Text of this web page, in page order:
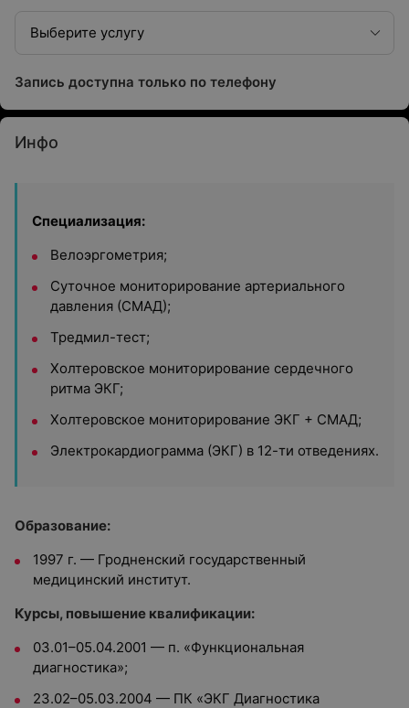
Выберите услугу
Запись доступна только по телефону
Инфо
Специализация:
Велоэргометрия;
Суточное мониторирование артериального
давления (СМАД);
Тредмил-тест;
Холтеровское мониторирование сердечного
ритма ЭКГ;
Холтеровское мониторирование ЭКГ + СМАД;
Электрокардиограмма (ЭКГ) в 12-ти отведениях.
Образование:
1997 г. — Гродненский государственный
медицинский институт.
Курсы, повышение квалификации:
03.01–05.04.2001 — п. «Функциональная
диагностика»;
23.02–05.03.2004 — ПК «ЭКГ Диагностика